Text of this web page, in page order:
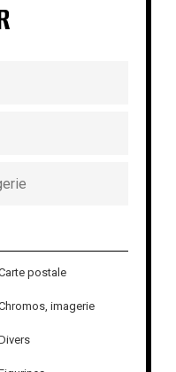
postale
imagerie